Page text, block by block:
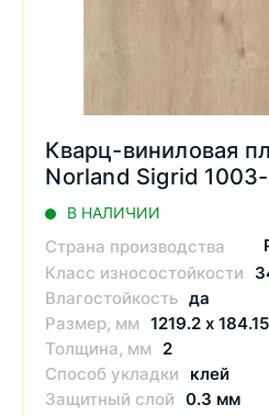
Кварц-виниловая
Norland Sigrid
В НАЛИЧИИ
Страна производства
Класс износостойкости
Влагостойкость да
Размер, мм 1219.2 х 184.15
Толщина, мм
2
Способ укладки
клей
Защитный слой 0.3 мм